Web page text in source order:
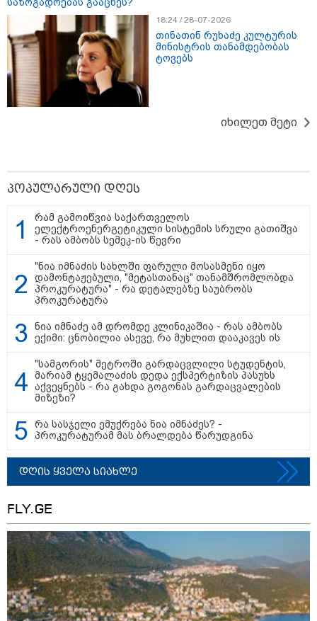
თბილისი - ანტალია 769.50
ლარიდან
თბილისი - ჰერაკლიონი 1835.90
თბილისი - ბუდაპეშტი 1404.20
თბილისი - რომი 799.30 ლარიდან
მნიშვნელოვანი ინფორმაცია
11:13 / 05-08-2026
Hisense წარმოგიდგენთ გზავნილს "ინოვაციები
უკეთესი ცხოვრებისათვის" FIFA-ს 2026 წლის
მსოფლიო ჩემპიონატზე™
18:24 / 28-07-2026
თინათინ რუხაძე კულტურის
მინისტრის თანამდებობას
ტოვებს
იხილეთ მეტი
პოპულარული დღეს
რამ გამოიწვია საქართველოს
ელექტროენერგეტიკული სისტემის სრული გათიშვა
- რას ამბობს სემეკ-ის წევრი
"ნია იმნაძის სახლში ფარული მოსასმენი იყო
დამონტაჟებული, "მეტასთანაც" თანამშრომლობდა
პროკურატურა" - რა დეტალებზე საუბრობს
პროკურატურა
ნია იმნაძე ამ დრომდე კლინიკაშია - რას ამბობს
ექიმი: ცნობილია ასევე, რა მუხლით დააკავეს ის
"სამგორის" მეტროში გარდაცვლილი სტუდენტის,
მარიამ ტყემალაძის დედა ექსპერტიზის პასუხს
აქვეყნებს - რა გახდა გოგონას გარდაცვალების
მიზეზი?
რა სასჯელი ემუქრება ნია იმნაძეს? -
პროკურატურამ მას ბრალდება წარუდგინა
დღის ყველა სიახლე
FLY.GE